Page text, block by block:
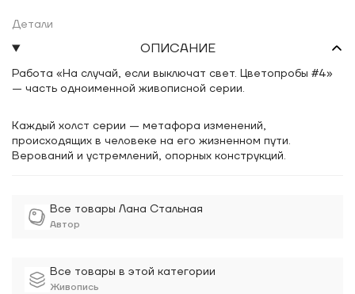
Все товары Лана Стальная
Автор
Все товары в этой категории
Живопись
Детали
ОПИСАНИЕ
Работа «На случай, если выключат свет. Цветопробы #4»
— часть одноименной живописной серии.
Каждый холст серии — метафора изменений,
происходящих в человеке на его жизненном пути.
Верований и устремлений, опорных конструкций.